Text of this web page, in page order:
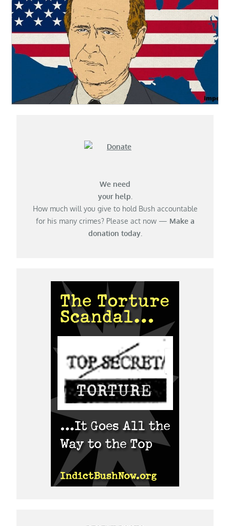
We need
your help.
How much will you give to hold Bush accountable
for his many crimes? Please act now — Make a
donation today.